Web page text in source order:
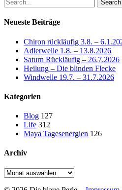
Search
Neueste Beiträge
Chiron rückläufig 3.8. –
Adlerwelle 1.8. – 13.8.2026
Saturn Rückläufig – 26.7.2026
Heilung – Die blinden Flecke
Windwelle 19.7. – 31.7.2026
Kategorien
Blog 127
Life 312
Maya Tagesenergien 126
Archiv
Archiv